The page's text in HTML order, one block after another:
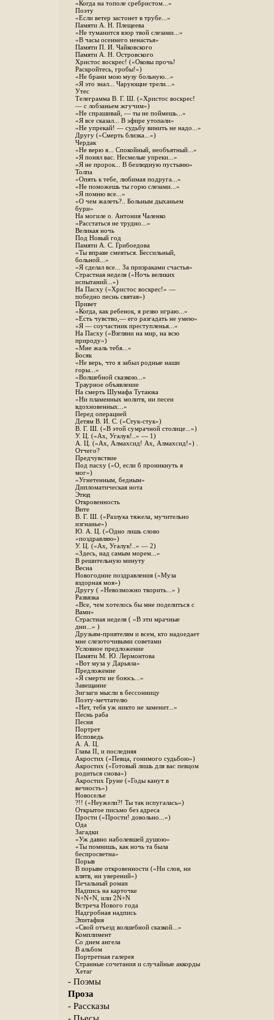
«Когда на тополе сребристом...»
Поэту
«Если ветер застонет в трубе...»
Памяти А. Н. Плещеева
«Не туманится взор твой слезами...»
«В часы осеннего ненастья»
Памяти П. И. Чайковского
Памяти А. Н. Островского
Христос воскрес! («Оковы прочь!
Раскройтесь, гробы!»)
«Не брани мою музу больную...»
«Я это знал... Чарующие трели...»
Утес
Телеграмма В. Г. Ш. («Христос воскрес!
— с лобзаньем жгучим»)
«Не спрашивай, — ты не поймешь...»
«Я все сказал... В эфире утопали»
«Не упрекай! — судьбу винить не надо...»
Другу («Смерть близка...»)
Чердак
«Не верю я... Спокойный, необъятный...»
«Я понял вас. Несмелые упреки...»
«Я не пророк... В безлюдную пустыню»
Толпа
«Опять к тебе, любимая подруга...»
«Не поможешь ты горю слезами...»
«Я помню все...»
«О чем жалеть?.. Больным дыханьем
бури»
На могиле о. Антония Чаленко
«Расстаться не трудно...»
Великая ночь
Под Новый год
Памяти А. С. Грибоедова
«Ты вправе смеяться. Бессильный,
больной...»
«Я сделал все... За призраками счастья»
Страстная неделя («Ночь великих
испытаний...»)
На Пасху («Христос воскрес!» —
победно песнь святая»)
Привет
«Когда, как ребенок, я резво играю...»
«Есть чувство,— его разгадать не умею»
«Я — соучастник преступленья...»
На Пасху («Взгляни на мир, на всю
природу»)
«Мне жаль тебя...»
Босяк
«Не верь, что я забыл родные наши
горы...»
«Волшебной сказкою...»
Траурное объявление
На смерть Шумафа Тутаюка
«Ни пламенных молитв, ни песен
вдохновенных...»
Перед операцией
Детям В. И. С. («Стук-стук»)
В. Г. Ш. («В этой сумрачной столице...»)
У. Ц. («Ах, Угалук!..» — 1)
А. Ц. («Ах, Алмахсид! Ах, Алмахсид!») .
Отчего?
Предчувствие
Под пасху («О, если б проникнуть я
мог»)
«Угнетенным, бедным»
Дипломатическая нота
Этюд
Откровенность
Вите
B. Г. Ш. («Разлука тяжела, мучительно
изгнанье»)
Ю. А. Ц. («Одно лишь слово
«поздравляю»)
У. Ц. («Ах, Угалук!..» — 2)
«Здесь, над самым морем...»
В решительную минуту
Весна
Новогодние поздравления («Муза
вздорная моя»)
Другу ( «Невозможно творить...» )
Развязка
«Все, чем хотелось бы мне поделиться с
Вами»
Страстная неделя ( «В эти мрачные
дни...» )
Друзьям-приятелям и всем, кто надоедает
мне слезоточивыми советами
Условное предложение
Памяти М. Ю. Лермонтова
«Вот муза у Дарьяла»
Предложение
«Я смерти не боюсь...»
Завещание
Зигзаги мысли в бессонницу
Поэту-мечтателю
«Нет, тебя уж никто не заменит...»
Песнь раба
Песня
Портрет
Исповедь
А. А. Ц.
Глава II, и последняя
Акростих («Певца, гонимого судьбою»)
Акростих («Готовый лишь для вас певцом
родиться снова»)
Акростих Груне («Годы канут в
вечность»)
Новоселье
?!! («Неужели?! Ты так испугалась»)
Открытое письмо без адреса
Прости («Прости! довольно...»)
Ода
Загадки
«Уж давно наболевшей душою»
«Ты помнишь, как ночь та была
беспросветна»
Порыв
В порыве откровенности («Ни слов, ни
клятв, ни уверений»)
Печальный роман
Надпись на карточке
N+N+N, или 2N+N
Встреча Нового года
Надгробная надпись
Эпитафия
«Свой отъезд волшебной сказкой...»
Комплимент
Со днем ангела
В альбом
Портретная галерея
Странные сочетания и случайные аккорды
Хетаг
- Поэмы
Проза
- Рассказы